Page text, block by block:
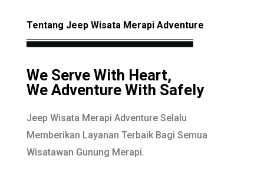
Tentang Jeep Wisata Merapi Adventure
We Serve With Heart,
We Adventure With Safely
Jeep Wisata Merapi Adventure Selalu
Memberikan Layanan Terbaik Bagi Semua
Wisatawan Gunung Merapi.